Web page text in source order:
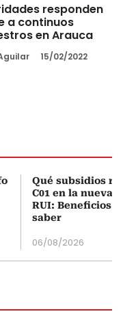
responden
a continuos
en Arauca
15/02/2022
Qué subsidios
C01 en la nueva
RUI: Beneficios
saber
06/08/2026